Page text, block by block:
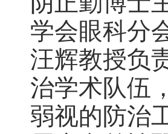
学会眼科分
汪辉教授负
治学术队伍
弱视的防治